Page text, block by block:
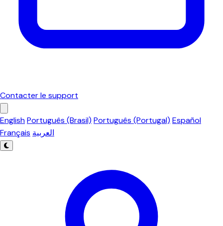
Contacter le support
EnglishPortuguês (Brasil) Português (Portugal) Español
Français العربية